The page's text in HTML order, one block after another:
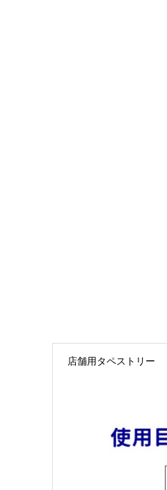
店舗用タペストリー